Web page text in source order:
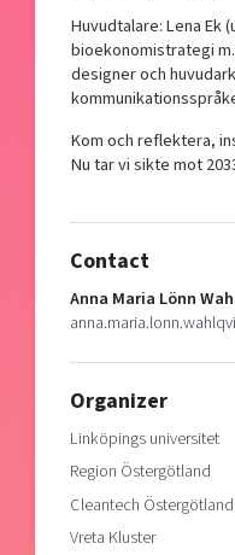
Huvudtalare: Lena Ek
bioekonomistrategi
designer och
Kom och reflektera,
Nu tar vi sikte mot
Contact
Anna Maria Lönn
Organizer
Linköpings universitet
Region Östergötland
Cleantech Östergötland
Vreta Kluster